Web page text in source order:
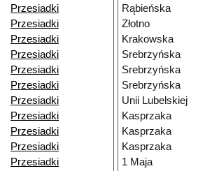
Przesiadki
Przesiadki
Przesiadki
Przesiadki
Przesiadki
Przesiadki
Przesiadki
Przesiadki
Przesiadki
Przesiadki
Przesiadki
Rąbieńska
Złotno
Krakowska
Srebrzyńska
Srebrzyńska
Srebrzyńska
Unii Lubelskiej
Kasprzaka
Kasprzaka
Kasprzaka
1 Maja